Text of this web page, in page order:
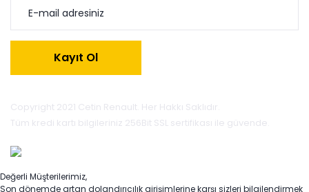
Kayıt Ol
Copyright 2021 Cetin Renault. Her Hakkı Saklıdır.
Tüm kredi kartı bilgileriniz 256Bit SSL sertifikası ile güvende.
Değerli Müşterilerimiz,
Son dönemde artan dolandırıcılık girişimlerine karşı sizleri bilgilendirmek